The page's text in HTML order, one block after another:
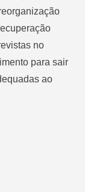
no
para sair
ao